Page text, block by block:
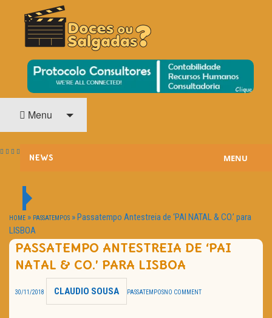
DOCES OU SALGADAS?
O Cinema? Uma Paixão!!
Menu
NEWS
HOME CINEMA
NOTA PESSOAL
TRAILER DO DIA
MENU
HOME » PASSATEMPOS »Passatempo Antestreia de ‘PAI NATAL & CO.’ para
LISBOA
PASSATEMPO ANTESTREIA DE ‘PAI
NATAL & CO.’ PARA LISBOA
30/11/2018 CLAUDIO SOUSA PASSATEMPOSNO COMMENT